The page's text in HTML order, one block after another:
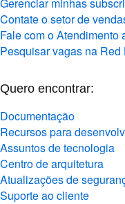
Contate o setor de
Fale com o Atendimento
Pesquisar vagas na Red
Quero encontrar:
Documentação
Recursos para
Assuntos de tecnologia
Centro de arquitetura
Atualizações de
Suporte ao cliente